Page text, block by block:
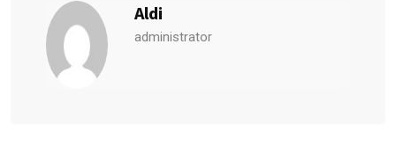
Aldi
administrator